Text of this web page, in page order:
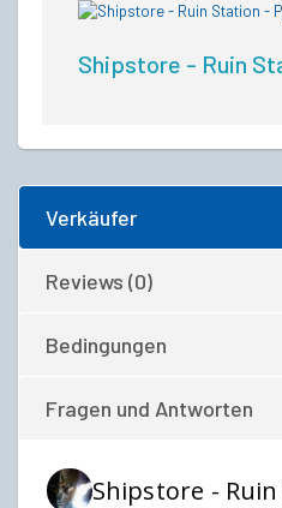
Shipstore - Ruin
Verkäufer
Reviews (0)
Bedingungen
Fragen und Antworten
Shipstore -